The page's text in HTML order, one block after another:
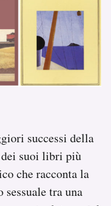
successi della
dei suoi libri più
che racconta la
tra una